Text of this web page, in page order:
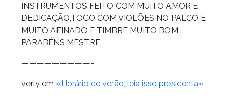
INSTRUMENTOS FEITO COM MUITO AMOR E
DEDICAÇÃO,TOCO COM VIOLÕES NO PALCO E
MUITO AFINADO E TIMBRE MUITO BOM
PARABÉNS MESTRE
—————————–
verly em «Horário de verão, leia isso presidenta»